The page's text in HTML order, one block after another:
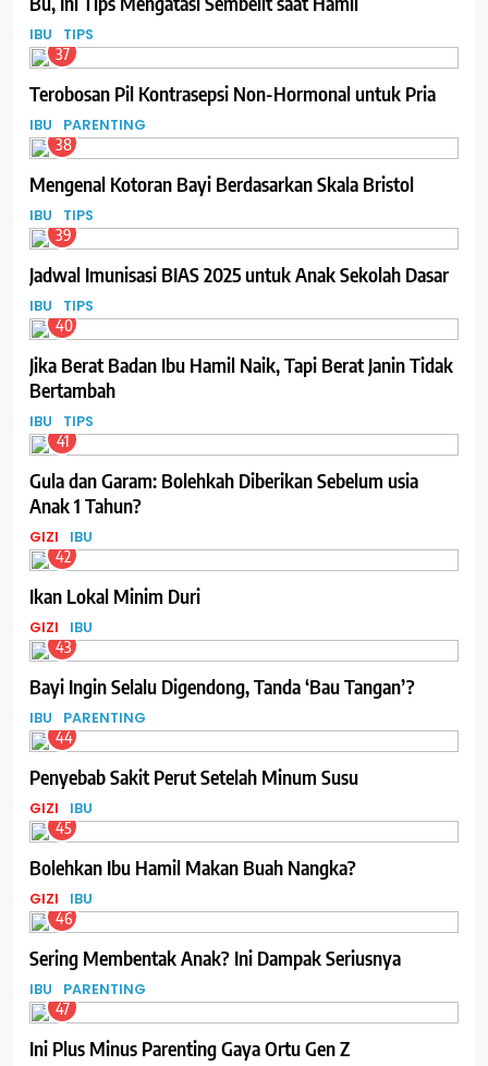
IBU TIPS
37
Terobosan Pil Kontrasepsi Non-Hormonal untuk Pria
IBU PARENTING
38
Mengenal Kotoran Bayi Berdasarkan Skala Bristol
IBU TIPS
39
Jadwal Imunisasi BIAS 2025 untuk Anak Sekolah Dasar
IBU TIPS
40
Jika Berat Badan Ibu Hamil Naik, Tapi Berat Janin Tidak
Bertambah
IBU TIPS
41
Gula dan Garam: Bolehkah Diberikan Sebelum usia
Anak 1 Tahun?
GIZI IBU
42
Ikan Lokal Minim Duri
GIZI IBU
43
Bayi Ingin Selalu Digendong, Tanda ‘Bau Tangan’?
IBU PARENTING
44
Penyebab Sakit Perut Setelah Minum Susu
GIZI IBU
45
Bolehkan Ibu Hamil Makan Buah Nangka?
GIZI IBU
46
Sering Membentak Anak? Ini Dampak Seriusnya
IBU PARENTING
47
Ini Plus Minus Parenting Gaya Ortu Gen Z